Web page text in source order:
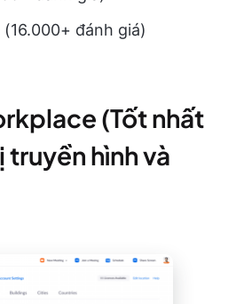
(16.000+ đánh giá)
(Tốt nhất
truyền hình và